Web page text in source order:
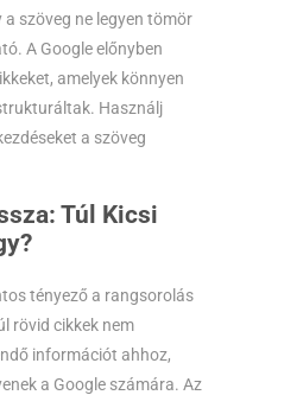
a szöveg ne legyen tömör
A Google előnyben
amelyek könnyen
Használj
a szöveg
Túl Kicsi
tényező a rangsorolás
rövid cikkek nem
információt ahhoz,
a Google számára. Az